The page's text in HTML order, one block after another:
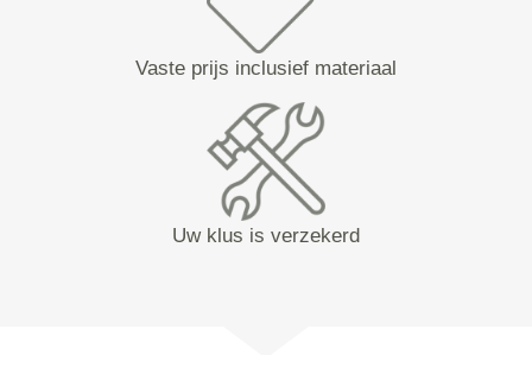
Vaste prijs inclusief materiaal
Uw klus is verzekerd